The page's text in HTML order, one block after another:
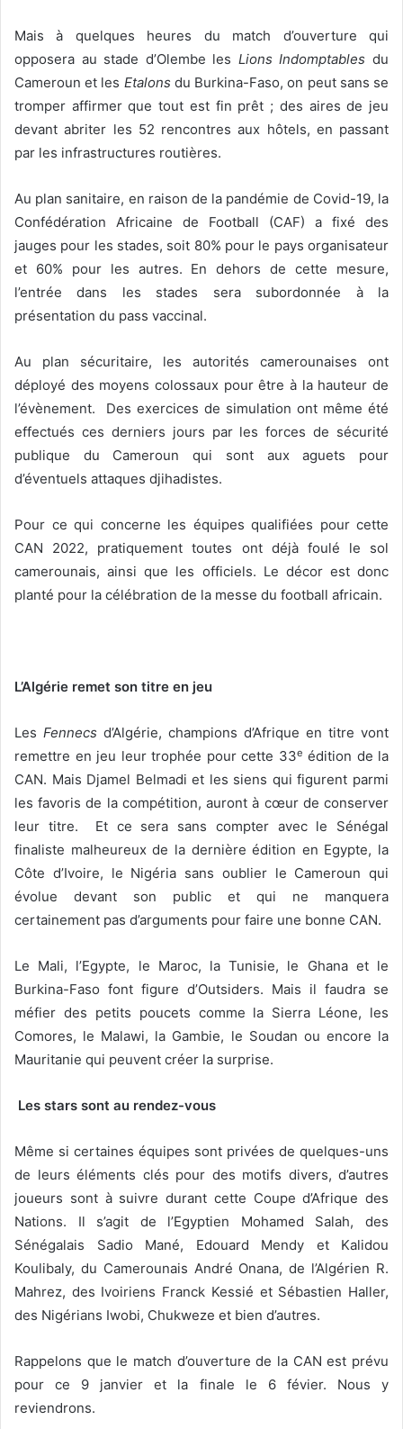
Mais à quelques heures du match d’ouverture qui
opposera au stade d’Olembe les Lions Indomptables du
Cameroun et les Etalons du Burkina-Faso, on peut sans se
tromper affirmer que tout est fin prêt ; des aires de jeu
devant abriter les 52 rencontres aux hôtels, en passant
par les infrastructures routières.
Au plan sanitaire, en raison de la pandémie de Covid-19, la
Confédération Africaine de Football (CAF) a fixé des
jauges pour les stades, soit 80% pour le pays organisateur
et 60% pour les autres. En dehors de cette mesure,
l’entrée dans les stades sera subordonnée à la
présentation du pass vaccinal.
Au plan sécuritaire, les autorités camerounaises ont
déployé des moyens colossaux pour être à la hauteur de
l’évènement. Des exercices de simulation ont même été
effectués ces derniers jours par les forces de sécurité
publique du Cameroun qui sont aux aguets pour
d’éventuels attaques djihadistes.
Pour ce qui concerne les équipes qualifiées pour cette
CAN 2022, pratiquement toutes ont déjà foulé le sol
camerounais, ainsi que les officiels. Le décor est donc
planté pour la célébration de la messe du football africain.
L’Algérie remet son titre en jeu
Les Fennecs d’Algérie, champions d’Afrique en titre vont
remettre en jeu leur trophée pour cette 33e édition de la
CAN. Mais Djamel Belmadi et les siens qui figurent parmi
les favoris de la compétition, auront à cœur de conserver
leur titre. Et ce sera sans compter avec le Sénégal
finaliste malheureux de la dernière édition en Egypte, la
Côte d’Ivoire, le Nigéria sans oublier le Cameroun qui
évolue devant son public et qui ne manquera
certainement pas d’arguments pour faire une bonne CAN.
Le Mali, l’Egypte, le Maroc, la Tunisie, le Ghana et le
Burkina-Faso font figure d’Outsiders. Mais il faudra se
méfier des petits poucets comme la Sierra Léone, les
Comores, le Malawi, la Gambie, le Soudan ou encore la
Mauritanie qui peuvent créer la surprise.
Les stars sont au rendez-vous
Même si certaines équipes sont privées de quelques-uns
de leurs éléments clés pour des motifs divers, d’autres
joueurs sont à suivre durant cette Coupe d’Afrique des
Nations. Il s’agit de l’Egyptien Mohamed Salah, des
Sénégalais Sadio Mané, Edouard Mendy et Kalidou
Koulibaly, du Camerounais André Onana, de l’Algérien R.
Mahrez, des Ivoiriens Franck Kessié et Sébastien Haller,
des Nigérians Iwobi, Chukweze et bien d’autres.
Rappelons que le match d’ouverture de la CAN est prévu
pour ce 9 janvier et la finale le 6 févier. Nous y
reviendrons.